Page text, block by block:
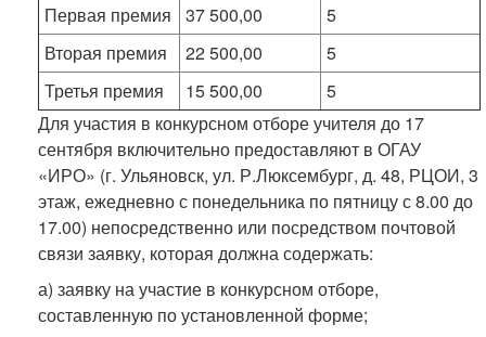
Первая премия
37 500,00
5
Вторая премия
22 500,00
5
Третья премия
15 500,00
5
Для участия в конкурсном отборе учителя до 17
сентября включительно предоставляют в ОГАУ
«ИРО» (г. Ульяновск, ул. Р.Люксембург, д. 48, РЦОИ, 3
этаж, ежедневно с понедельника по пятницу с 8.00 до
17.00) непосредственно или посредством почтовой
связи заявку, которая должна содержать:
а) заявку на участие в конкурсном отборе,
составленную по установленной форме;